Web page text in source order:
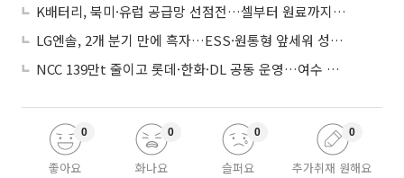
K배터리, 북미·유럽 공급망 선점전…셀부터 원료까지 현지화
LG엔솔, 2개 분기 만에 흑자…ESS·원통형 앞세워 성장 가속
NCC 139만t 줄이고 롯데·한화·DL 공동 운영…여수 1호 본궤도
좋아요
0
화나요
0
슬퍼요
0
추가취재 원해요
0